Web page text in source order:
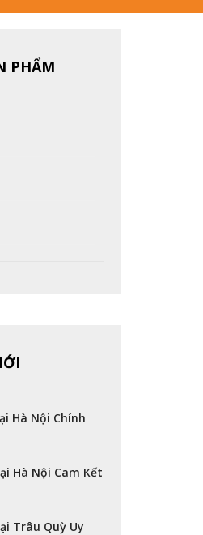
PHẨM
Hà Nội Chính
Hà Nội Cam Kết
Trâu Quỳ Uy